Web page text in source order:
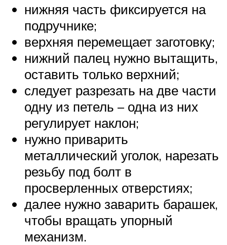
нижняя часть фиксируется на
подручнике;
верхняя перемещает заготовку;
нижний палец нужно вытащить,
оставить только верхний;
следует разрезать на две части
одну из петель – одна из них
регулирует наклон;
нужно приварить
металлический уголок, нарезать
резьбу под болт в
просверленных отверстиях;
далее нужно заварить барашек,
чтобы вращать упорный
механизм.